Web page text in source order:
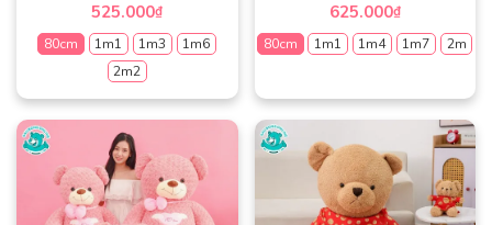
525.000₫
80cm
1m1 1m3
1m6
2m2
Sản
phẩm
này
có
nhiều
625.000₫
80cm
1m1 1m4 1m7 2m
phẩm
có
nhiều
biến